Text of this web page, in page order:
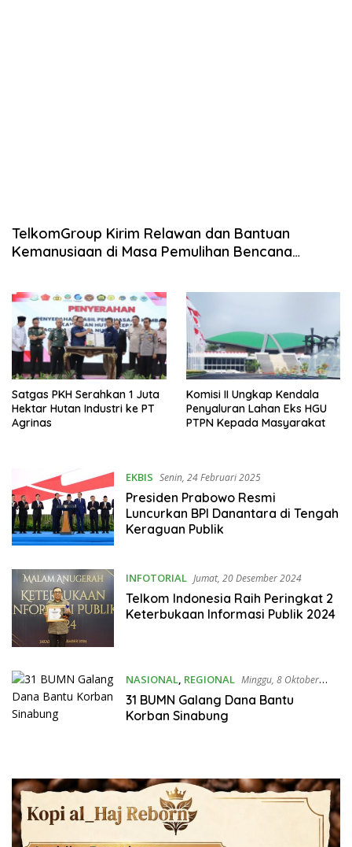
TelkomGroup Kirim Relawan dan Bantuan
Kemanusiaan di Masa Pemulihan Bencana
Satgas PKH Serahkan 1 Juta
Hektar Hutan Industri ke PT
Agrinas
Komisi II Ungkap Kendala
Penyaluran Lahan Eks HGU
PTPN Kepada Masyarakat
EKBIS Senin, 24 Februari 2025
Presiden Prabowo Resmi
Luncurkan BPI Danantara di Tengah
Keraguan Publik
INFOTORIAL Jumat, 20 Desember 2024
Telkom Indonesia Raih Peringkat 2
Keterbukaan Informasi Publik 2024
NASIONAL REGIONAL Minggu, 8 Oktober
2017
31 BUMN Galang Dana Bantu
Korban Sinabung